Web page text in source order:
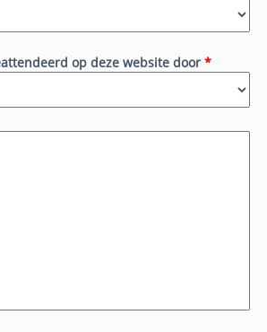
op deze website door *